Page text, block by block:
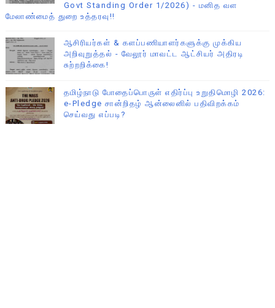
Govt Standing Order 1/2026) - மனித வள
மேலாண்மைத் துறை உத்தரவு!!
ஆசிரியர்கள் & களப்பணியாளர்களுக்கு முக்கிய
அறிவுறுத்தல் - வேலூர் மாவட்ட ஆட்சியர் அதிரடி
சுற்றறிக்கை!
தமிழ்நாடு போதைப்பொருள் எதிர்ப்பு உறுதிமொழி 2026:
e-Pledge சான்றிதழ் ஆன்லைனில் பதிவிறக்கம்
செய்வது எப்படி?